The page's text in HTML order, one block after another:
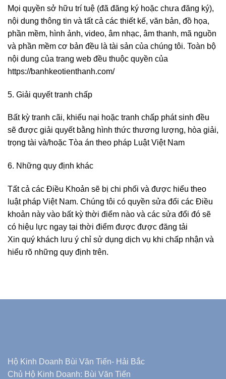
Mọi quyền sở hữu trí tuệ (đã đăng ký hoặc chưa đăng ký),
nội dung thông tin và tất cả các thiết kế, văn bản, đồ họa,
phần mềm, hình ảnh, video, âm nhạc, âm thanh, mã nguồn
và phần mềm cơ bản đều là tài sản của chúng tôi. Toàn bộ
nội dung của trang web đều thuộc quyền của
https://banhkeotienthanh.com/
5. Giải quyết tranh chấp
Bất kỳ tranh cãi, khiếu nại hoặc tranh chấp phát sinh đều
sẽ được giải quyết bằng hình thức thương lượng, hòa giải,
trọng tài và/hoặc Tòa án theo pháp Luật Việt Nam
6. Những quy định khác
Tất cả các Điều Khoản sẽ bị chi phối và được hiểu theo
luật pháp Việt Nam. Chúng tôi có quyền sửa đổi các Điều
khoản này vào bất kỳ thời điểm nào và các sửa đổi đó sẽ
có hiệu lực ngay tại thời điểm được được đăng tải
Xin quý khách lưu ý chỉ sử dụng dịch vụ khi chấp nhận và
hiểu rõ những quy định trên.
Hộ Kinh Doanh Bùi Văn Tiến- Hải Bắc
Chủ Hộ Kinh Doanh: Bùi Văn Tiến